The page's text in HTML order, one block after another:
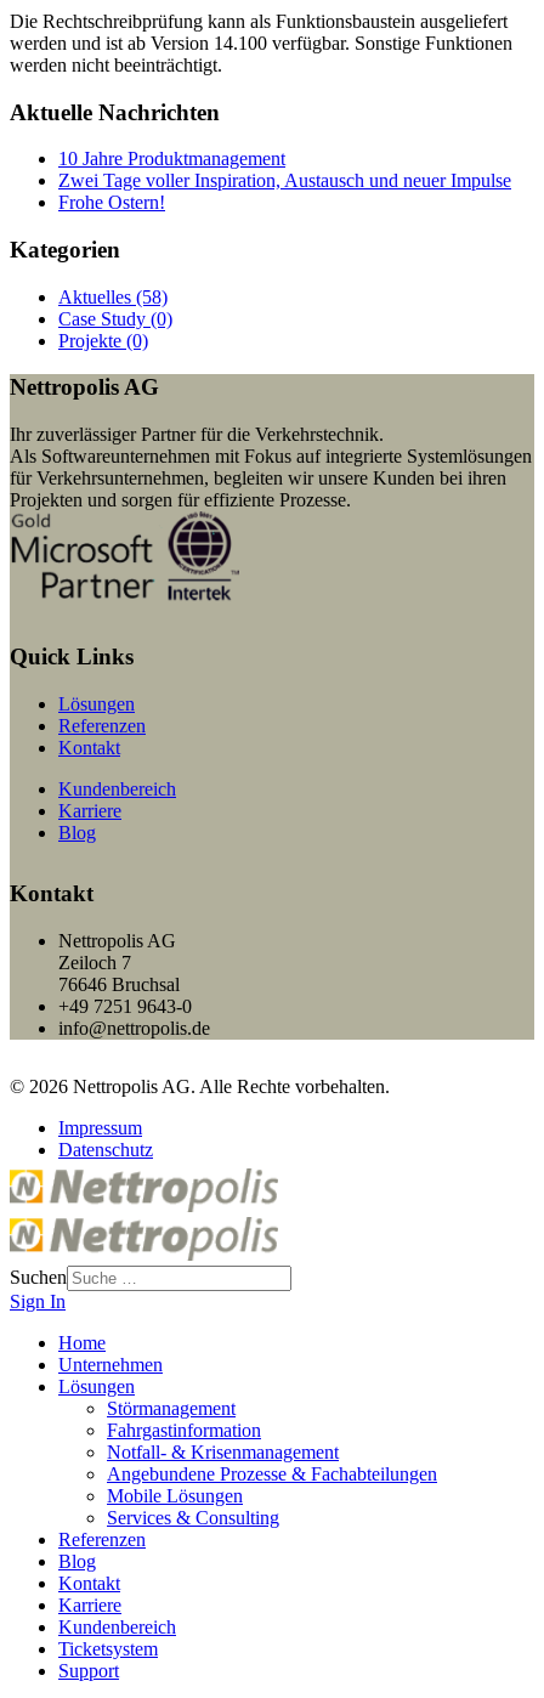
Die Rechtschreibprüfung kann als Funktionsbaustein ausgeliefert
werden und ist ab Version 14.100 verfügbar. Sonstige Funktionen
werden nicht beeinträchtigt.
Aktuelle Nachrichten
10 Jahre Produktmanagement
Zwei Tage voller Inspiration, Austausch und neuer Impulse
Frohe Ostern!
Kategorien
Aktuelles (58)
Case Study (0)
Projekte (0)
Nettropolis AG
Ihr zuverlässiger Partner für die Verkehrstechnik.
Als Softwareunternehmen mit Fokus auf integrierte Systemlösungen
für Verkehrsunternehmen, begleiten wir unsere Kunden bei ihren
Projekten und sorgen für effiziente Prozesse.
Quick Links
Lösungen
Referenzen
Kontakt
Kundenbereich
Karriere
Blog
Kontakt
Nettropolis AG
Zeiloch 7
76646 Bruchsal
+49 7251 9643-0
info@nettropolis.de
© 2026 Nettropolis AG. Alle Rechte vorbehalten.
Impressum
Datenschutz
Suchen
Sign In
Home
Unternehmen
Lösungen
Störmanagement
Fahrgastinformation
Notfall- & Krisenmanagement
Angebundene Prozesse & Fachabteilungen
Mobile Lösungen
Services & Consulting
Referenzen
Blog
Kontakt
Karriere
Kundenbereich
Ticketsystem
Support